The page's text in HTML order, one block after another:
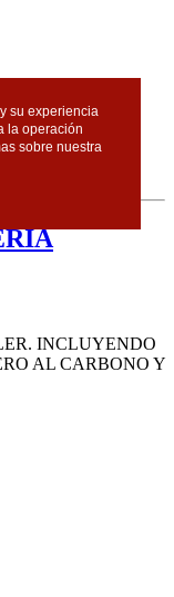
INCLUYENDO
AL CARBONO Y
su experiencia
la operación
sobre nuestra